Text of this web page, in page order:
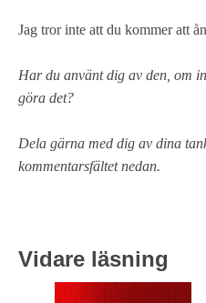
Jag tror inte att du kommer att
Har du använt dig av den, om
göra det?
Dela gärna med dig av dina
kommentarsfältet nedan.
Vidare läsning